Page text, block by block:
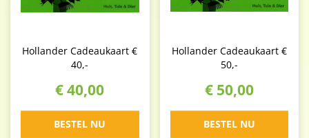
Hollander Cadeaukaart €
40,-
€40,00
BESTEL NU
Hollander Cadeaukaart €
50,-
€ 50,00
BESTEL NU